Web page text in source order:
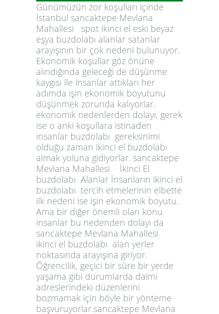
Günümüzün zor koşulları içinde
İstanbul sancaktepe Mevlana
Mahallesi spot ikinci el eski beyaz
eşya buzdolabı alanlar satanlar
arayışının bir çok nedeni bulunuyor.
Ekonomik koşullar göz önüne
alındığında geleceği de düşünme
kaygısı ile insanlar attıkları her
adımda işin ekonomik boyutunu
düşünmek zorunda kalıyorlar.
ekonomik nedenlerden dolayı, gerek
ise o anki koşullara istinaden
insanlar buzdolabı gereksinimi
olduğu zaman ikinci el buzdolabı
almak yoluna gidiyorlar. sancaktepe
Mevlana Mahallesi İkinci El
buzdolabı Alanlar İnsanların ikinci el
buzdolabı tercih etmelerinin elbette
ilk nedeni ise işin ekonomik boyutu.
Ama bir diğer önemli olan konu
insanlar bu nedenden dolayı da
sancaktepe Mevlana Mahallesi
ikinci el buzdolabı alan yerler
noktasında arayışına giriyor.
Öğrencilik, geçici bir süre bir yerde
yaşama gibi durumlarda daimi
adreslerindeki düzenlerini
bozmamak için böyle bir yönteme
başvuruyorlar.sancaktepe Mevlana